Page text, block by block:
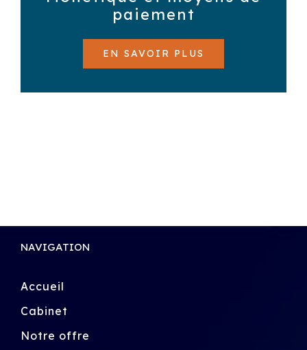
paiement
EN SAVOIR PLUS
NAVIGATION
Accueil
Cabinet
Notre offre